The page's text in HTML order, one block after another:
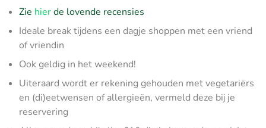
Zie hierde lovende recensies
Ideale break tijdens een dagje shoppen met een vriend
of vriendin
Ook geldig in het weekend!
Uiteraard wordt er rekening gehouden met vegetariërs
en (di)eetwensen of allergieën, vermeld deze bij je
reservering